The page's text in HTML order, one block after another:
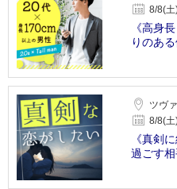
8/8(
《高身
りのあ
ツヴ
8/8(
《真剣
過ごす